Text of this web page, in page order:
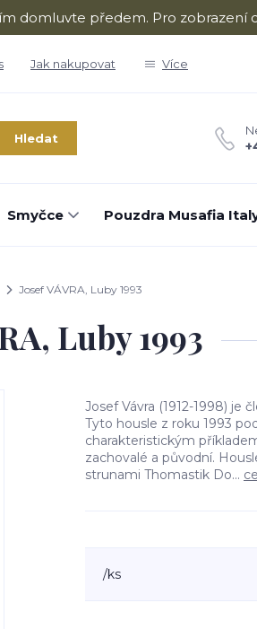
domluvte předem. Pro
Jak nakupovat Více
Hledat
Smyčce Pouzdra Musafia
Josef VÁVRA, Luby 1993
Luby 1993
Josef Vávra (1912-1998) je
Tyto housle z roku 1993
charakteristickým
zachovalé a původní.
strunami Thomastik Do...
/ks